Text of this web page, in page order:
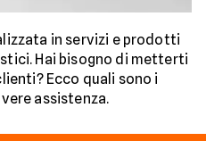
in servizi e prodotti
Hai bisogno di metterti
Ecco quali sono i
assistenza.